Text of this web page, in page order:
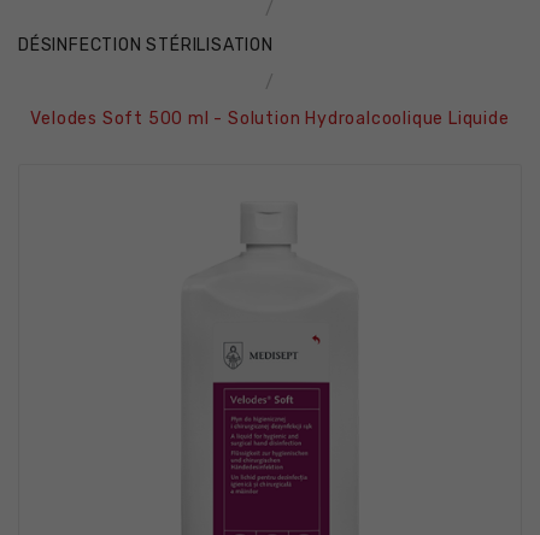
DÉSINFECTION STÉRILISATION
Velodes Soft 500 ml - Solution Hydroalcoolique Liquide